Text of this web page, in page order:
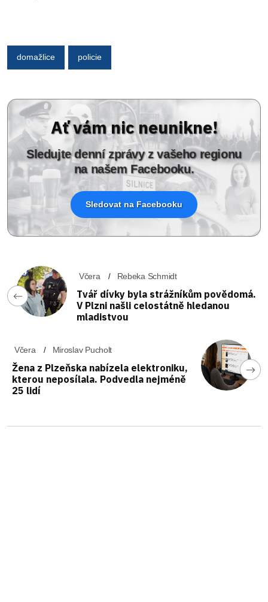
domažlice policie
Ať vám nic neunikne!
Sledujte denní zprávy z vašeho regionu
na našem Facebooku.
Sledovat na Facebooku
Včera Rebeka Schmidt
Tvář dívky byla strážníkům povědomá.
V Plzni našli celostátně hledanou
mladistvou
Včera Miroslav Pucholt
Žena z Plzeňska nabízela elektroniku,
kterou neposílala. Podvedla nejméně
25 lidí